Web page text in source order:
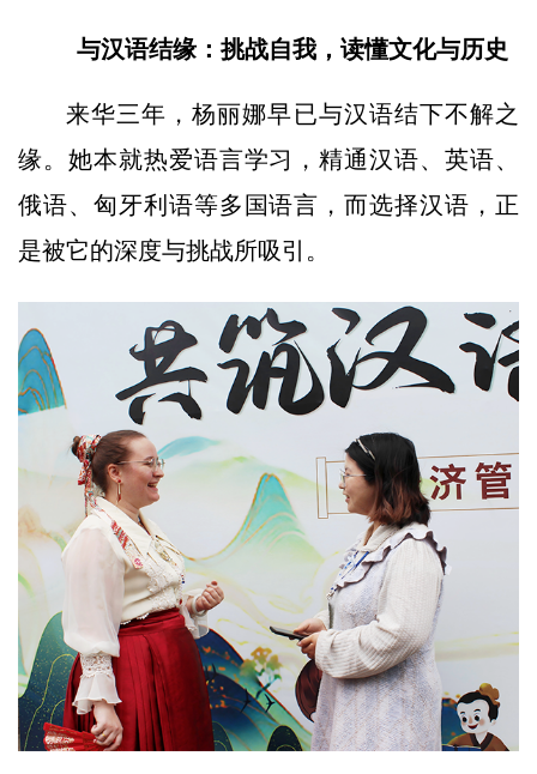
与汉语结缘：挑战自我，读懂文化与历史
来华三年，杨丽娜早已与汉语结下不解之
缘。她本就热爱语言学习，精通汉语、英语、
俄语、匈牙利语等多国语言，而选择汉语，正
是被它的深度与挑战所吸引。